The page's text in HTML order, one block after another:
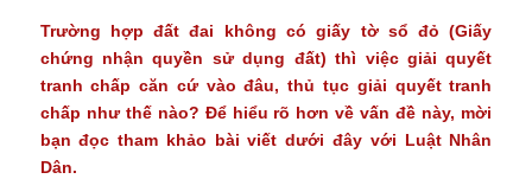
Trường hợp đất đai không có giấy tờ sổ đỏ (Giấy
chứng nhận quyền sử dụng đất) thì việc giải quyết
tranh chấp căn cứ vào đâu, thủ tục giải quyết tranh
chấp như thế nào? Để hiểu rõ hơn về vấn đề này, mời
bạn đọc tham khảo bài viết dưới đây với Luật Nhân
Dân.